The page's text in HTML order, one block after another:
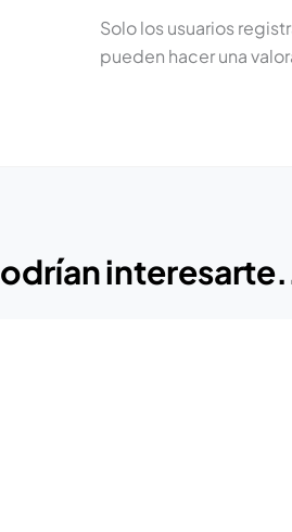
Solo los usuarios
pueden hacer una